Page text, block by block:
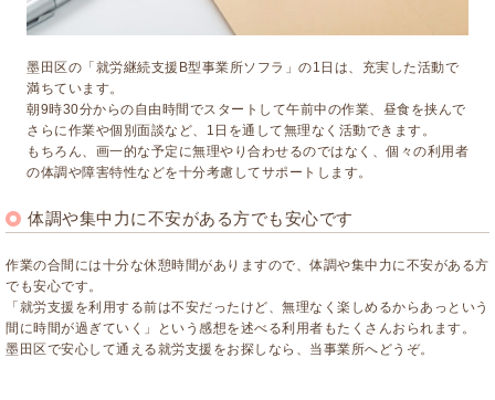
墨田区の「就労継続支援B型事業所ソフラ」の1日は、充実した活動で
満ちています。
朝9時30分からの自由時間でスタートして午前中の作業、昼食を挟んで
さらに作業や個別面談など、1日を通して無理なく活動できます。
もちろん、画一的な予定に無理やり合わせるのではなく、個々の利用者
の体調や障害特性などを十分考慮してサポートします。
体調や集中力に不安がある方でも安心です
作業の合間には十分な休憩時間がありますので、体調や集中力に不安がある方
でも安心です。
「就労支援を利用する前は不安だったけど、無理なく楽しめるからあっという
間に時間が過ぎていく」という感想を述べる利用者もたくさんおられます。
墨田区で安心して通える就労支援をお探しなら、当事業所へどうぞ。